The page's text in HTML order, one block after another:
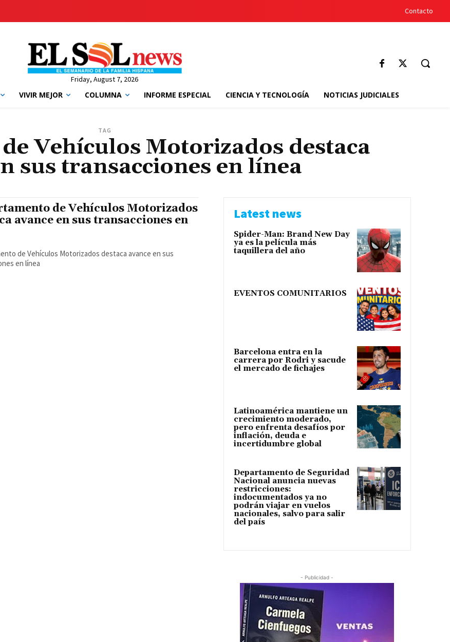
Contacto
Friday, August 7, 2026
VIVIR MEJOR COLUMNA INFORME ESPECIAL CIENCIA Y TECNOLOGÍA NOTICIAS JUDICIALES
TAG
Vehículos Motorizados destaca
sus transacciones en línea
de Vehículos Motorizados
avance en sus transacciones en
de Vehículos Motorizados destaca avance en sus
en línea
Latest news
Spider-Man: Brand New Day
ya es la película más
taquillera del año
EVENTOS COMUNITARIOS
Barcelona entra en la
carrera por Rodri y sacude
el mercado de fichajes
Latinoamérica mantiene un
crecimiento moderado,
pero enfrenta desafíos por
inflación, deuda e
incertidumbre global
Departamento de Seguridad
Nacional anuncia nuevas
restricciones:
indocumentados ya no
podrán viajar en vuelos
nacionales, salvo para salir
del país
- Publicidad -